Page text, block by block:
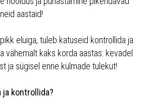
aastaid!
eluiga, tuleb katuseid kontrollida ja
vähemalt kaks korda aastas: kevadel
ja sügisel enne külmade tulekut!
ja kontrollida?